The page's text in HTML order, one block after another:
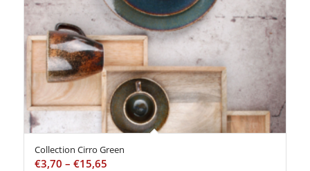
Collection Cirro Green
€3,70 – €15,65